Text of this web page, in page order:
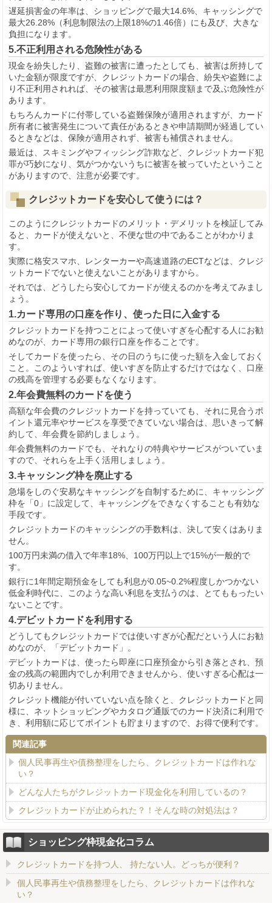
遅延損害金の年率は、ショッピングで最大14.6%、キャッシングで
最大26.28%（利息制限法の上限18%の1.46倍）にも及び、大きな
負担になります。
5.不正利用される危険性がある
現金を紛失したり、盗難の被害に遭ったとしても、被害は所持して
いた金額が限度ですが、クレジットカードの場合、紛失や盗難によ
り不正利用されれば、その被害は最悪利用限度額まで及ぶ危険性が
あります。
もちろんカードに付帯している盗難保険が適用されますが、カード
所有者に被害発生について責任があるときや申請期間が経過してい
るときなどは、保険が適用されず、被害も補償されません。
最近は、スキミングやフィッシング詐欺など、クレジットカード犯
罪が巧妙になり、気がつかないうちに被害を被っていたということ
がありますので、注意が必要です。
クレジットカードを安心して使うには？
このようにクレジットカードのメリット・デメリットを検証してみ
ると、カードが使えないと、不便な世の中であることがわかりま
す。
実際に格安スマホ、レンターカーや高速道路のECTなどは、クレジ
ットカードでないと使えないことがありますから。
それでは、どうしたら安心してカードが使えるのかを考えてみまし
ょう。
1.カード専用の口座を作り、使った日に入金する
クレジットカードを持つことによって使いすぎを心配する人にお勧
めなのが、カード専用の銀行口座を作ることです。
そしてカードを使ったら、その日のうちに使った額を入金しておく
こと。このよういすれば、使いすぎを防止するだけではなく、口座
の残高を管理する必要もなくなります。
2.年会費無料のカードを使う
高額な年会費のクレジットカードを持っていても、それに見合うポ
イント還元率やサービスを享受できていない場合は、思いきって解
約して、年会費を節約しましょう。
年会費無料のカードでも、それなりの特典やサービスがついていま
すので、それらを上手く活用しましょう。
3.キャッシング枠を廃止する
急場をしのぐ安易なキャッシングを自制するために、キャッシング
枠を「0」に設定して、キャッシングをできなくすることも有効な
手段です。
クレジットカードのキャッシングの手数料は、決して安くはありま
せん。
100万円未満の借入で年率18%、100万円以上で15%が一般的で
す。
銀行に1年間定期預金をしても利息が0.05~0.2%程度しかつかない
低金利時代に、このような高い利息を支払うのは、とてももったい
ないことです。
4.デビットカードを利用する
どうしてもクレジットカードでは使いすぎが心配だという人にお勧
めなのが、「デビットカード」。
デビットカードは、使ったら即座に口座預金から引き落とされ、預
金の残高の範囲内でしか利用できませんから、使いすぎる心配は一
切ありません。
クレジット機能が付いていない点を除くと、クレジットカードと同
様に、ネットショッピングやカタログ通販でのカード決済に利用で
き、利用額に応じてポイントも貯まりますので、お得で便利です。
関連記事
個人民事再生や債務整理をしたら、クレジットカードは作れな
い？
どんな人たちがクレジットカード現金化を利用しているの？
クレジットカードが止められた？！そんな時の対処法は？
ショッピング枠現金化コラム
クレジットカードを持つ人、 持たない人。どっちが便利？
個人民事再生や債務整理をしたら、クレジットカードは作れな
い？